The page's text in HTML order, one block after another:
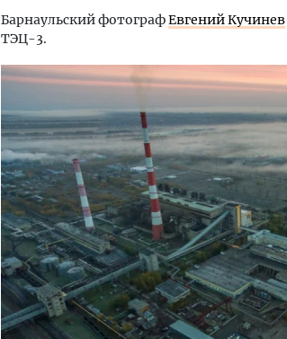
Барнаульский фотографЕвгений Кучинев
ТЭЦ-3.